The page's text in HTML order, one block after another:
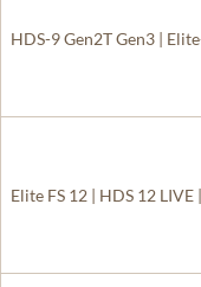
HDS-9 Gen2T Gen3 |
Elite FS 12 | HDS 12 LIVE